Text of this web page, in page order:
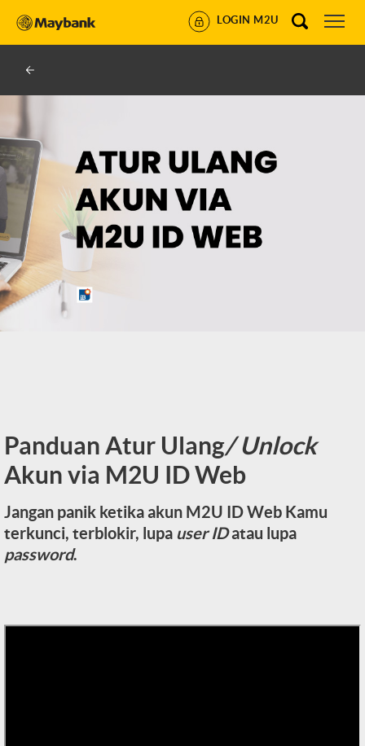
LOGIN M2U
Panduan Atur Ulang/ Unlock
Akun via M2U ID Web
Jangan panik ketika akun M2U ID Web Kamu
terkunci, terblokir, lupa user IDatau lupa
password.